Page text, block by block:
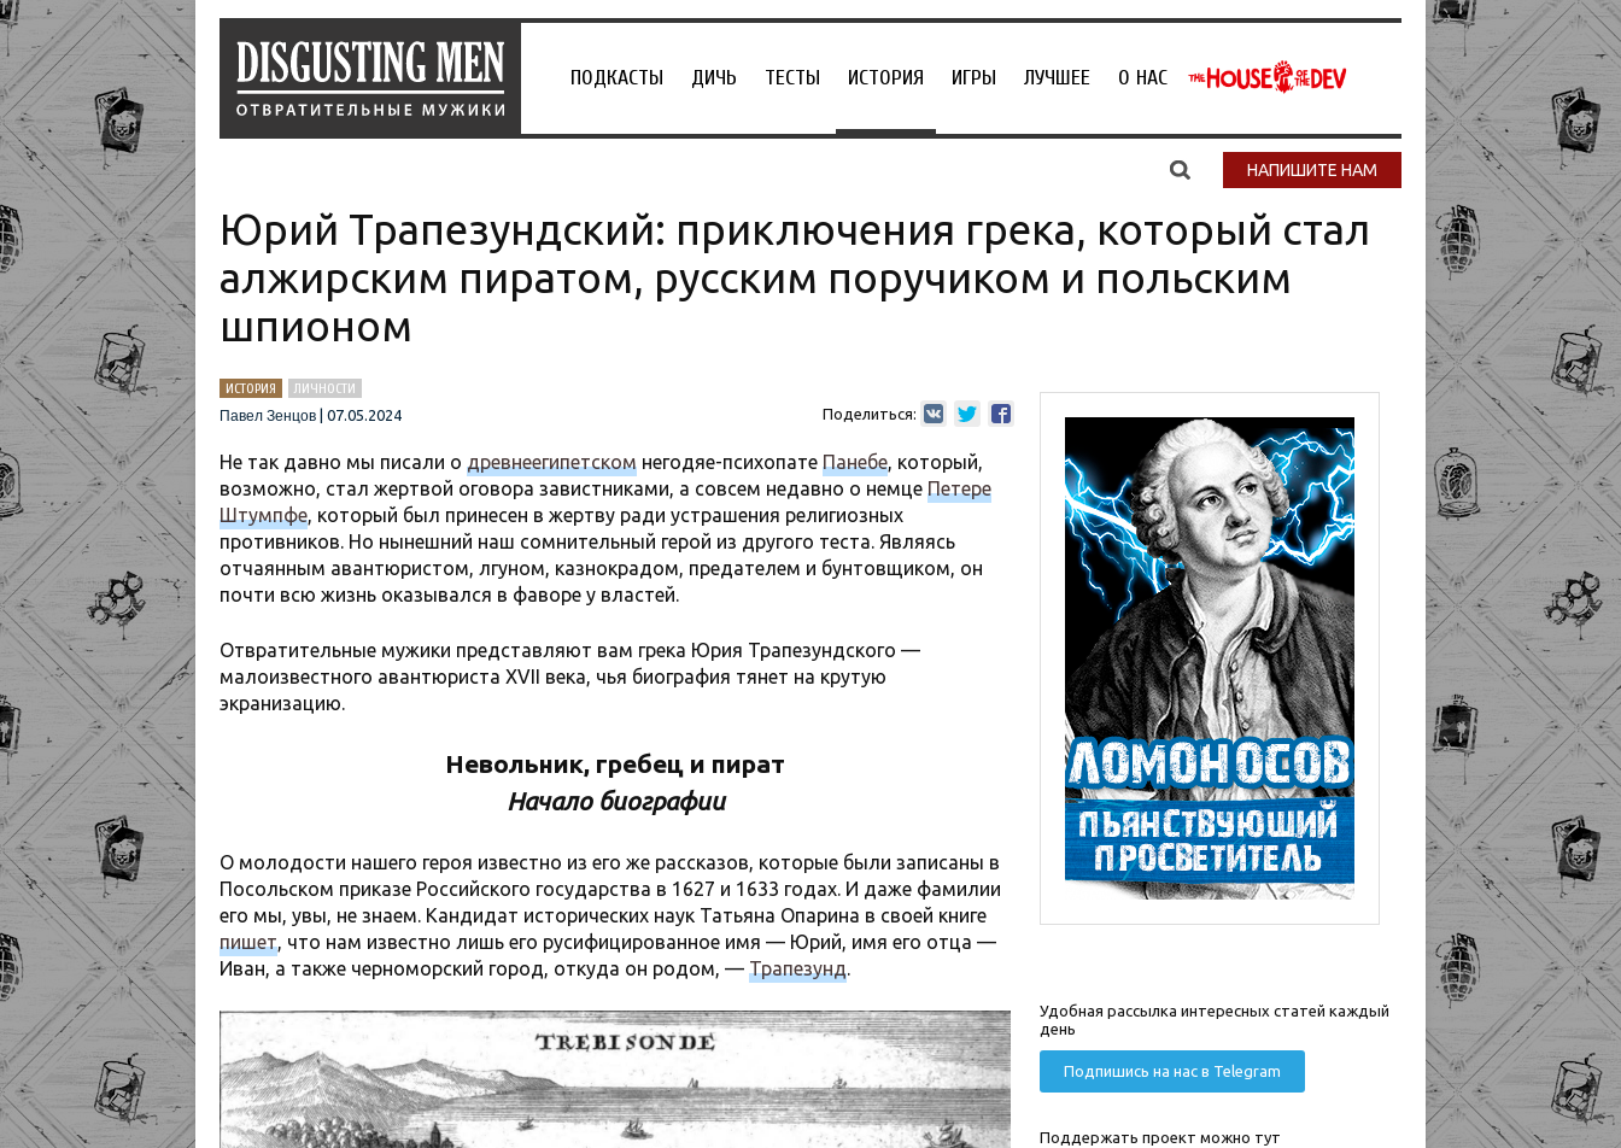
ПОДКАСТЫ ДИЧЬ ТЕСТЫ ИСТОРИЯ ИГРЫ ЛУЧШЕЕ О НАС
НАПИШИТЕ НАМ
Юрий Трапезундский: приключения грека, который стал
алжирским пиратом, русским поручиком и польским
шпионом
ИСТОРИЯ
ЛИЧНОСТИ
Павел Зенцов
07.05.2024 Поделиться:
Не так давно мы писали о древнеегипетском негодяе-психопате Панебе, который,
возможно, стал жертвой оговора завистниками, а совсем недавно о немце Петере
Штумпфе, который был принесен в жертву ради устрашения религиозных
противников. Но нынешний наш сомнительный герой из другого теста. Являясь
отчаянным авантюристом, лгуном, казнокрадом, предателем и бунтовщиком, он
почти всю жизнь оказывался в фаворе у властей.
Отвратительные мужики представляют вам грека Юрия Трапезундского —
малоизвестного авантюриста XVII века, чья биография тянет на крутую
экранизацию.
Невольник, гребец и пират
Начало биографии
О молодости нашего героя известно из его же рассказов, которые были записаны в
Посольском приказе Российского государства в 1627 и 1633 годах. И даже фамилии
его мы, увы, не знаем. Кандидат исторических наук Татьяна Опарина в своей книге
пишет, что нам известно лишь его русифицированное имя — Юрий, имя его отца —
Иван, а также черноморский город, откуда он родом, — Трапезунд.
Удобная рассылка интересных статей каждый
день
Подпишись на нас в Telegram
Поддержать проект можно тут